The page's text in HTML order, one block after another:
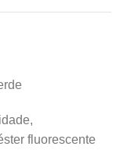
fluorescente